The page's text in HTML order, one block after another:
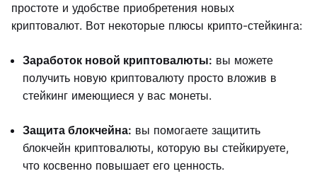
простоте и удобстве приобретения новых
криптовалют. Вот некоторые плюсы крипто-стейкинга:
Заработок новой криптовалюты: вы можете
получить новую криптовалюту просто вложив в
стейкинг имеющиеся у вас монеты.
Защита блокчейна: вы помогаете защитить
блокчейн криптовалюты, которую вы стейкируете,
что косвенно повышает его ценность.